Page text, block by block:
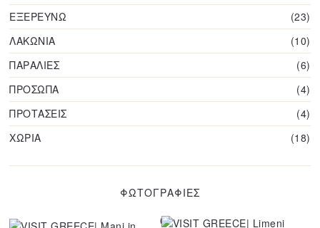
ΕΞΕΡΕΥΝΩ
23
ΛΑΚΩΝΙΑ
10
ΠΑΡΑΛΙΕΣ
6
ΠΡΟΣΩΠΑ
4
ΠΡΟΤΑΣΕΙΣ
4
ΧΩΡΙΑ
18
ΦΩΤΟΓΡΑΦΙΕΣ
6